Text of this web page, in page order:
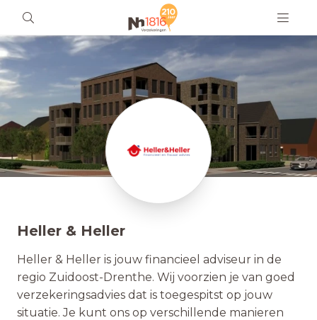
Heller & Heller
Heller & Heller is jouw financieel adviseur in de
regio Zuidoost-Drenthe. Wij voorzien je van goed
verzekeringsadvies dat is toegespitst op jouw
situatie. Je kunt ons op verschillende manieren